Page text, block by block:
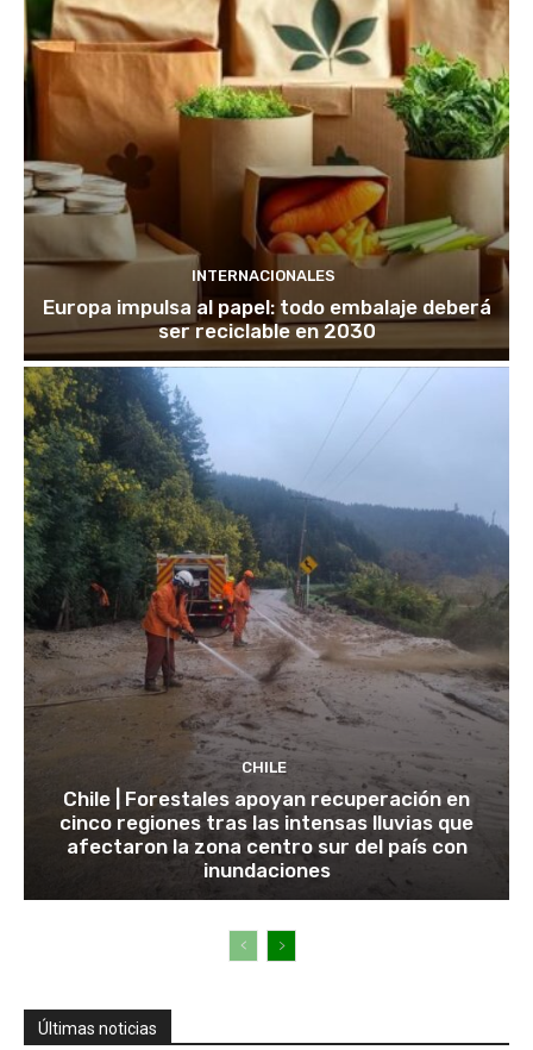
INTERNACIONALES
Europa impulsa al papel: todo embalaje deberá
ser reciclable en 2030
CHILE
Chile | Forestales apoyan recuperación en
cinco regiones tras las intensas lluvias que
afectaron la zona centro sur del país con
inundaciones
Últimas noticias